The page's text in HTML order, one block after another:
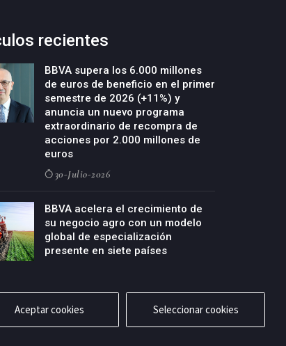
recientes
BBVA supera los 6.000 millones
de euros de beneficio en el primer
semestre de 2026 (+11%) y
anuncia un nuevo programa
extraordinario de recompra de
acciones por 2.000 millones de
euros
30-Julio-2026
BBVA acelera el crecimiento de
su negocio agro con un modelo
global de especialización
presente en siete países
Aceptar cookies Seleccionar cookies